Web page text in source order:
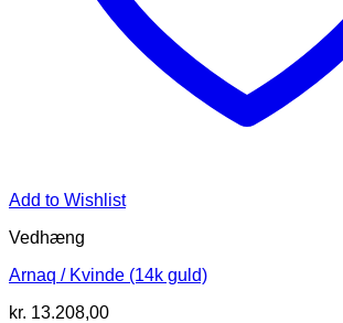
Add to Wishlist
Vedhæng
Arnaq / Kvinde (14k guld)
kr. 13.208,00